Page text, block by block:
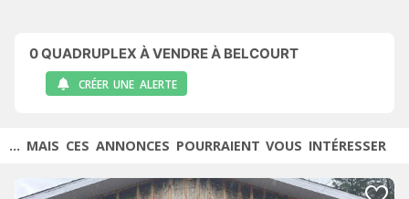
0QUADRUPLEX À VENDRE À BELCOURT
CRÉER UNE ALERTE
... MAIS CES ANNONCES POURRAIENT VOUS INTÉRESSER